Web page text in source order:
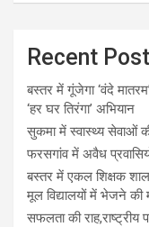
Recent
बस्तर में गूंजेगा ‘वंदे
‘हर घर तिरंगा’ अभियान
सुकमा में स्वास्थ्य सेवाओं
फरसगांव में अवैध
बस्तर में एकल शिक्षक
मूल विद्यालयों में भेजने की
सफलता की